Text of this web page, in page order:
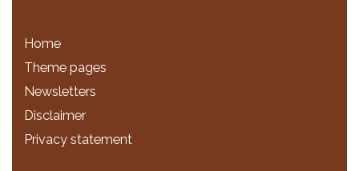
Home
Theme pages
Newsletters
Disclaimer
Privacy statement